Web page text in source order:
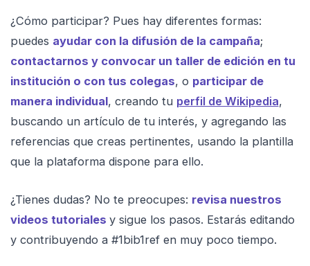
¿Cómo participar? Pues hay diferentes formas:
puedes ayudar con la difusión de la campaña;
contactarnos y convocar un taller de edición en tu
institución o con tus colegas, o participar de
manera individual, creando tu perfil de Wikipedia,
buscando un artículo de tu interés, y agregando las
referencias que creas pertinentes, usando la plantilla
que la plataforma dispone para ello.
¿Tienes dudas? No te preocupes: revisa nuestros
videos tutoriales y sigue los pasos. Estarás editando
y contribuyendo a #1bib1ref en muy poco tiempo.